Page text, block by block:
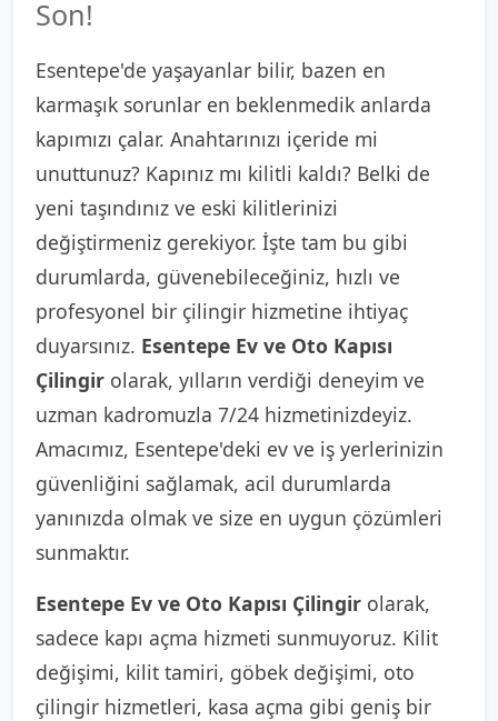
Son!
Esentepe'de yaşayanlar bilir, bazen en
karmaşık sorunlar en beklenmedik anlarda
kapımızı çalar. Anahtarınızı içeride mi
unuttunuz? Kapınız mı kilitli kaldı? Belki de
yeni taşındınız ve eski kilitlerinizi
değiştirmeniz gerekiyor. İşte tam bu gibi
durumlarda, güvenebileceğiniz, hızlı ve
profesyonel bir çilingir hizmetine ihtiyaç
duyarsınız. Esentepe Ev ve Oto Kapısı
Çilingir olarak, yılların verdiği deneyim ve
uzman kadromuzla 7/24 hizmetinizdeyiz.
Amacımız, Esentepe'deki ev ve iş yerlerinizin
güvenliğini sağlamak, acil durumlarda
yanınızda olmak ve size en uygun çözümleri
sunmaktır.
Esentepe Ev ve Oto Kapısı Çilingir olarak,
sadece kapı açma hizmeti sunmuyoruz. Kilit
değişimi, kilit tamiri, göbek değişimi, oto
çilingir hizmetleri, kasa açma gibi geniş bir